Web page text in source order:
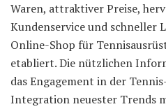
Waren, attraktiver Preise,
Kundenservice und schneller
Online-Shop für
etabliert. Die nützlichen
das Engagement in der
Integration neuester Trends